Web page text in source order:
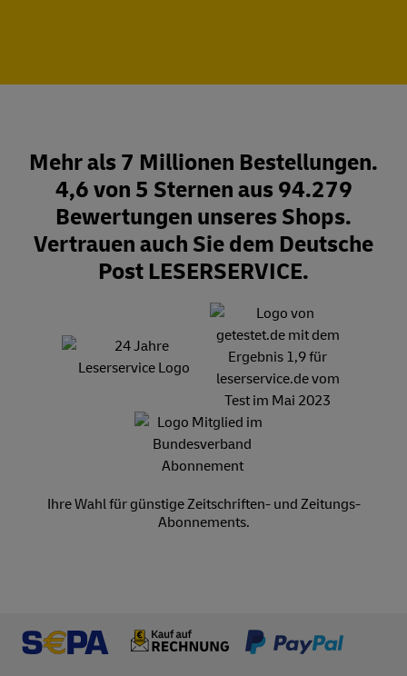
Mehr als 7 Millionen Bestellungen.
4,6 von 5 Sternen aus 94.279
Bewertungen unseres Shops.
Vertrauen auch Sie dem Deutsche
Post LESERSERVICE.
Ihre Wahl für günstige Zeitschriften- und Zeitungs-
Abonnements.